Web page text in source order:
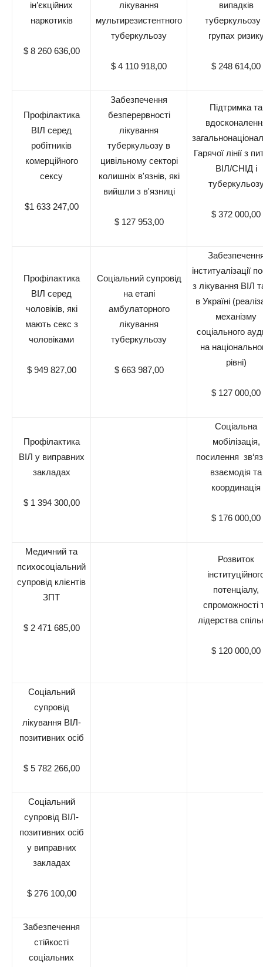
ін’єкційних
наркотиків
$ 8 260 636,00
лікування
мультирезистентного
туберкульозу
$ 4 110 918,00
випадків
туберкульозу
групах
$ 248 614,00
Профілактика
ВІЛ серед
робітників
комерційного
сексу
$1 633 247,00
Забезпечення
безперервності
лікування
туберкульозу в
цивільному секторі
колишніх в'язнів, які
вийшли з в'язниці
$ 127 953,00
Підтримка та
Гарячої лінії з
ВІЛ/СНІД і
$ 372 000,00
Профілактика
ВІЛ серед
чоловіків, які
мають секс з
чоловіками
$ 949 827,00
Соціальний супровід
на етапі
амбулаторного
лікування
туберкульозу
$ 663 987,00
інституалізації
з лікування ВІЛ
в Україні
механізму
соціального
на
рівні)
$ 127 000,00
Профілактика
ВІЛ у виправних
закладах
$ 1 394 300,00
Соціальна
мобілізація,
посилення
взаємодія та
координація
$ 176 000,00
Медичний та
психосоціальний
супровід клієнтів
ЗПТ
$ 2 471 685,00
Розвиток
потенціалу,
спроможності
лідерства
$ 120 000,00
Соціальний
супровід
лікування ВІЛ-
позитивних осіб
$ 5 782 266,00
Соціальний
супровід ВІЛ-
позитивних осіб
у виправних
закладах
$ 276 100,00
Забезпечення
стійкості
соціальних